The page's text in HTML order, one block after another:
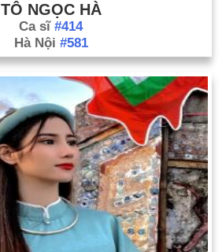
TÔ NGỌC HÀ
Ca sĩ #414
Hà Nội #581